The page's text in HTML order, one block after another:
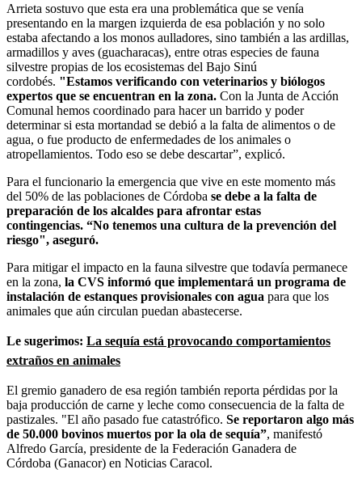
Arrieta sostuvo que esta era una problemática que se venía
presentando en la margen izquierda de esa población y no solo
estaba afectando a los monos aulladores, sino también a las ardillas,
armadillos y aves (guacharacas), entre otras especies de fauna
silvestre propias de los ecosistemas del Bajo Sinú
cordobés. "Estamos verificando con veterinarios y biólogos
expertos que se encuentran en la zona. Con la Junta de Acción
Comunal hemos coordinado para hacer un barrido y poder
determinar si esta mortandad se debió a la falta de alimentos o de
agua, o fue producto de enfermedades de los animales o
atropellamientos. Todo eso se debe descartar”, explicó.
Para el funcionario la emergencia que vive en este momento más
del 50% de las poblaciones de Córdoba se debe a la falta de
preparación de los alcaldes para afrontar estas
contingencias. “No tenemos una cultura de la prevención del
riesgo", aseguró.
Para mitigar el impacto en la fauna silvestre que todavía permanece
en la zona, la CVS informó que implementará un programa de
instalación de estanques provisionales con agua para que los
animales que aún circulan puedan abastecerse.
Le sugerimos: La sequía está provocando comportamientos
extraños en animales
El gremio ganadero de esa región también reporta pérdidas por la
baja producción de carne y leche como consecuencia de la falta de
pastizales. "El año pasado fue catastrófico. Se reportaron algo más
de 50.000 bovinos muertos por la ola de sequía”, manifestó
Alfredo García, presidente de la Federación Ganadera de
Córdoba (Ganacor) en Noticias Caracol.